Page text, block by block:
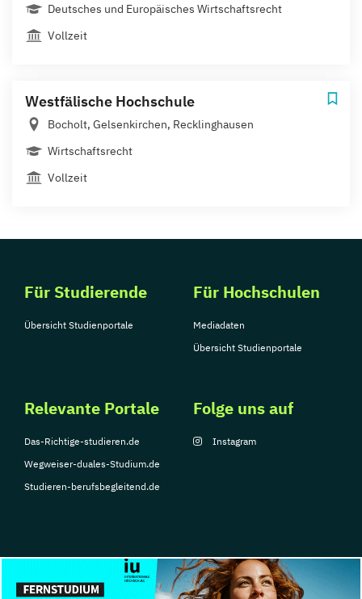
Deutsches und Europäisches Wirtschaftsrecht
Vollzeit
Westfälische Hochschule
Bocholt, Gelsenkirchen, Recklinghausen
Wirtschaftsrecht
Vollzeit
Für Studierende
Übersicht Studienportale
Für Hochschulen
Mediadaten
Übersicht Studienportale
Relevante Portale
Das-Richtige-studieren.de
Wegweiser-duales-Studium.de
Studieren-berufsbegleitend.de
Folge uns auf
Instagram
© Copyright 2026, TarGroup Media GmbH